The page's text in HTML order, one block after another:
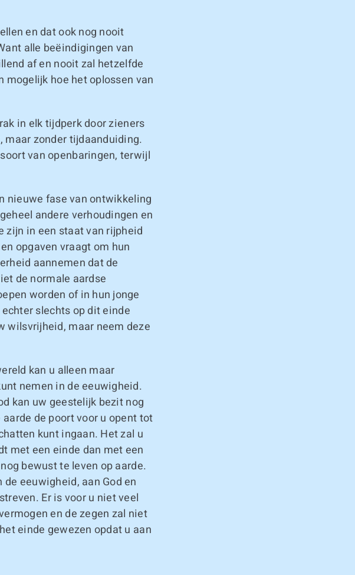
en dat ook nog nooit
alle beëindigingen van
af en nooit zal hetzelfde
mogelijk hoe het oplossen van
in elk tijdperk door zieners
zonder tijdaanduiding.
van openbaringen, terwijl
nieuwe fase van ontwikkeling
andere verhoudingen en
zijn in een staat van rijpheid
opgaven vraagt om hun
aannemen dat de
de normale aardse
worden of in hun jonge
slechts op dit einde
wilsvrijheid, maar neem deze
kan u alleen maar
nemen in de eeuwigheid.
kan uw geestelijk bezit nog
de poort voor u opent tot
kunt ingaan. Het zal u
met een einde dan met een
bewust te leven op aarde.
eeuwigheid, aan God en
Er is voor u niet veel
en de zegen zal niet
einde gewezen opdat u aan